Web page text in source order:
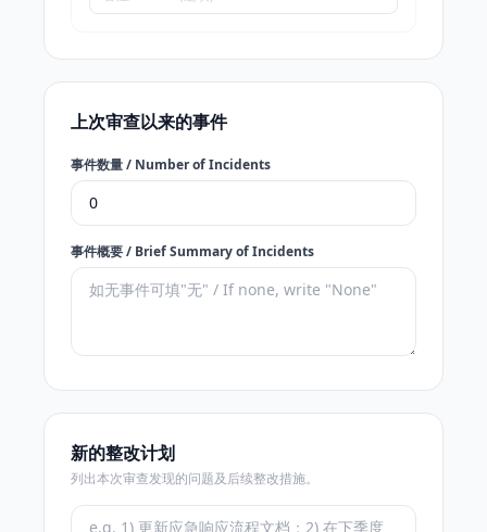
上次审查以来的事件
事件数量 / Number of Incidents
事件概要 / Brief Summary of Incidents
新的整改计划
列出本次审查发现的问题及后续整改措施。